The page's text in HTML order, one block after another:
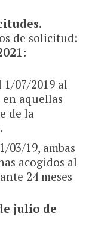
de solicitud:
07/2019 al
en aquellas
de la
03/19, ambas
acogidos al
24 meses
julio de